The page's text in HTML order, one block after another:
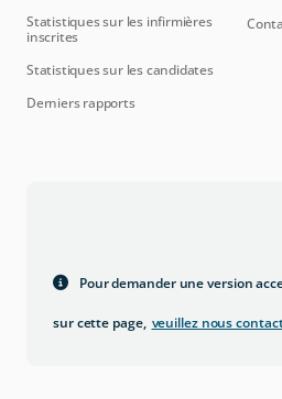
Statistiques sur les infirmières
inscrites
Statistiques sur les candidates
Derniers rapports
Pour demander une version
sur cette page, veuillez nous